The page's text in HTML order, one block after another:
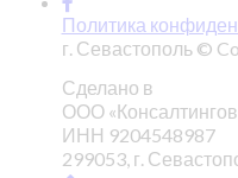
Политика
г. Севастополь ©
Сделано в
ООО
ИНН 9204548987
299053, г.